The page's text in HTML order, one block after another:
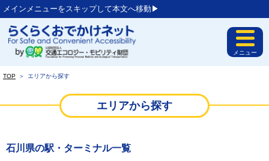
メインメニューをスキップして本文へ移動▶︎
メニュー
TOP ＞ エリアから探す
エリアから探す
石川県の駅・ターミナル一覧